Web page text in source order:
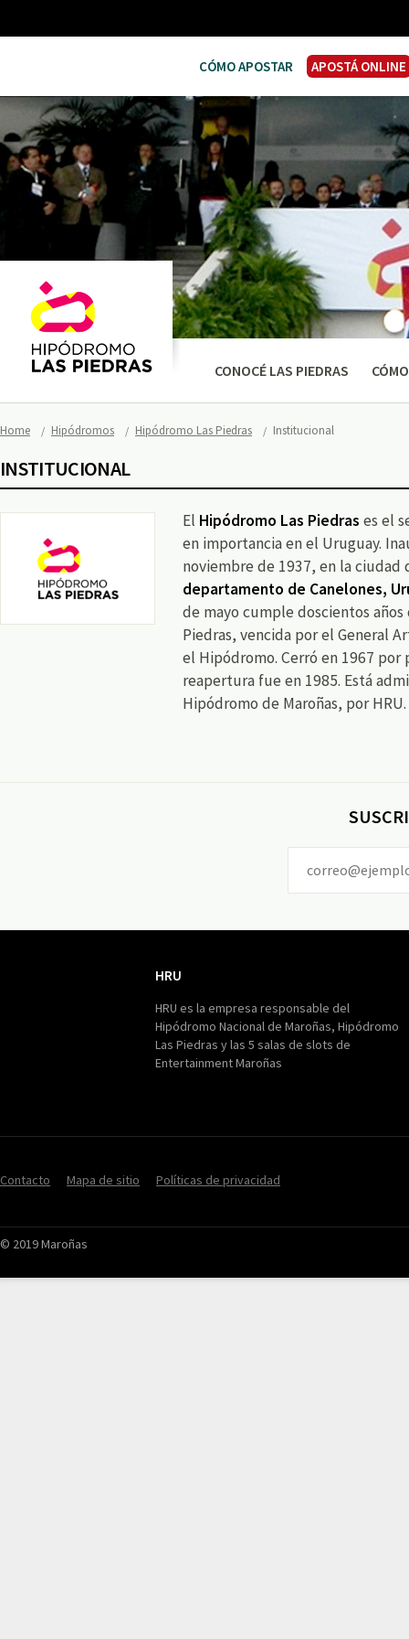
CÓMO APOSTAR APOSTÁ ONLINE
CONOCÉ LAS PIEDRAS
Home Hipódromos Hipódromo Las Piedras Institucional
INSTITUCIONAL
El Hipódromo Las Piedras es el
en importancia en el Uruguay.
noviembre de 1937, en la ciudad
departamento de Canelones,
de mayo cumple doscientos
Piedras, vencida por el General
el Hipódromo. Cerró en 1967 por
reapertura fue en 1985. Está
Hipódromo de Maroñas, por HRU.
HRU
HRU es la empresa responsable del
Hipódromo Nacional de Maroñas, Hipódromo
Las Piedras y las 5 salas de slots de
Entertainment Maroñas
Contacto Mapa de sitio Políticas de privacidad
© 2019 Maroñas